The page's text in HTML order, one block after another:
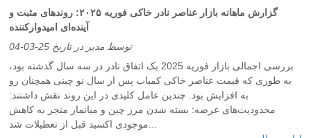
گزارش ماهانه بازار عناصر نادر خاکی فوریه ۲۰۲۵: روندهای مثبت و
آینده‌ای امیدوارکننده
توسط مدیر در تاریخ 25-03-04
بررسی اجمالی بازار فوریه 2025 یک اتفاق نادر در سه سال گذشته بود،
به طوری که قیمت عناصر خاکی کمیاب پس از سال نو چینی همچنان رو
به افزایش بود. چندین عامل کلیدی در این روند نقش داشتند:
محدودیت‌های عرضه: بسته شدن مرز چین و میانمار منجر به کاهش
موجودی اکسید قبل از تعطیلات شد...